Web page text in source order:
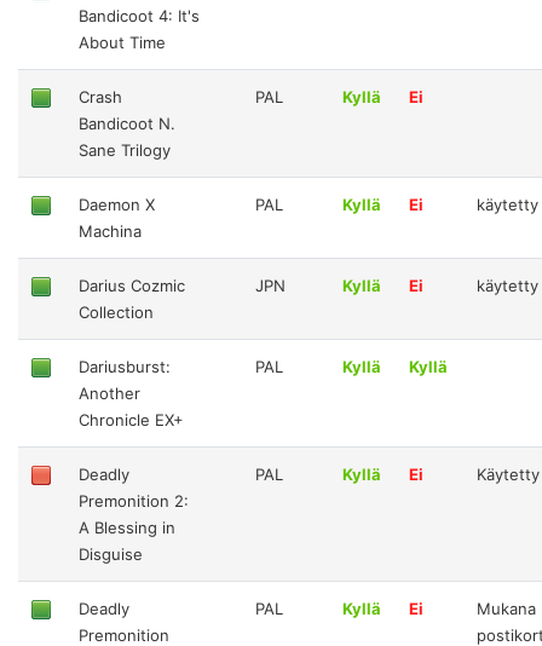
Bandicoot 4: It's
About Time
Crash
Bandicoot N.
Sane Trilogy
PAL Kyllä Ei
Daemon X
Machina
PAL Kyllä Ei käytetty
Darius Cozmic
Collection
JPN Kyllä Ei käytetty
Dariusburst:
Another
Chronicle EX+
PAL Kyllä Kyllä
Deadly
Premonition 2:
A Blessing in
Disguise
PAL Kyllä Ei Käytetty
Deadly
Premonition
PAL Kyllä Ei
Mukana